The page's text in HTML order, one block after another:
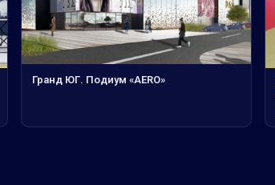
Гранд ЮГ. Подиум «AERO»